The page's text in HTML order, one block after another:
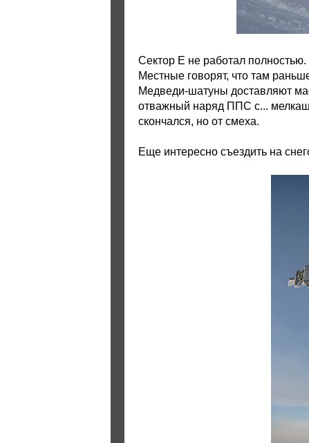
Сектор Е не работал
Местные говорят, что там
Медведи-шатуны доставляют
отважный наряд ППС с...
скончался, но от смеха.
Еще интересно съездить на